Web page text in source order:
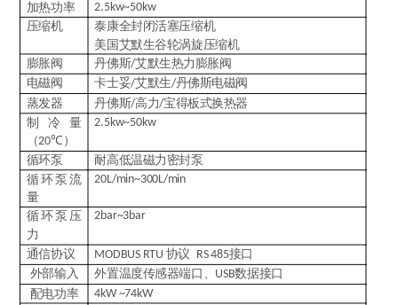
加热功率
2.5kw~50kw
压缩机
泰康全封闭活塞压缩机
美国艾默生谷轮涡旋压缩机
膨胀阀
丹佛斯/艾默生热力膨胀阀
电磁阀
卡士妥/艾默生/丹佛斯电磁阀
蒸发器
丹佛斯/高力/宝得板式换热器
制冷量
（20℃）
2.5kw~50kw
循环泵
耐高低温磁力密封泵
循环泵流
量
20L/min~300L/min
循环泵压
力
2bar~3bar
通信协议 MODBUS RTU协议 RS 485接口
外部输入 外置温度传感器端口、 USB数据接口
配电功率
4kW ~74kW